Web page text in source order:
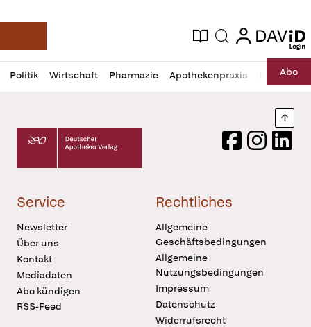
Deutsche Apotheker Zeitung
Aktuelle Ausgabe
Suche login
login
Politik Wirtschaft Pharmazie Apothekenpraxis RechtAbo
Profil
öffnen
Daz
Pur
Deutscher Apotheker Verlag Logo
FacebookInstagram
Service
Newsletter
Über uns
Kontakt
Mediadaten
Abo kündigen
RSS-Feed
Rechtliches
Allgemeine
Geschäftsbedingungen
Allgemeine
Nutzungsbedingungen
Impressum
Datenschutz
Widerrufsrecht